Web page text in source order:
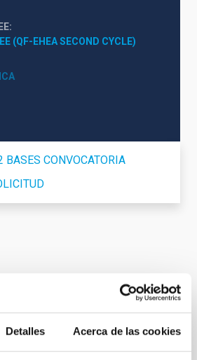
Detalles Acerca de las cookies
(QF-EHEA SECOND CYCLE)
CONVOCATORIA